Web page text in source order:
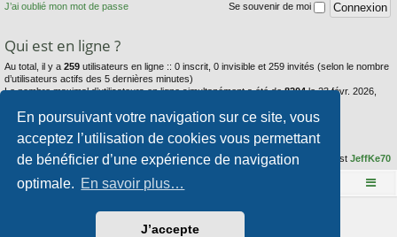
En poursuivant votre navigation sur ce site, vous
acceptez l’utilisation de cookies vous permettant
de bénéficier d’une expérience de navigation
optimale. En savoir plus…
J’accepte
J’ai oublié mon mot de passe Se souvenir de moi
Qui est en ligne ?
Au total, il y a 259 utilisateurs en ligne :: 0 inscrit, 0 invisible et 259 invités (selon le nombre
d’utilisateurs actifs des 5 dernières minutes)
Le nombre maximal d’utilisateurs en ligne simultanément a été de8204le 23 févr. 2026,
Statistiques
34071messages •2969 sujets •70membres • Notre membre le plus récent est JeffKe70
Le site Mange des fleurs Accueil du forum
Développé parphpBB® Forum Software © phpBB Limited
Style parArty- phpBB 3.3 par MrGaby